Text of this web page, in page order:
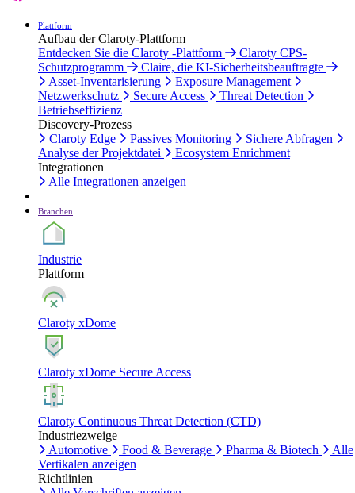
Plattform
Aufbau der Claroty-Plattform
Entdecken Sie die Claroty -Plattform
Claroty CPS-
Schutzprogramm
Claire, die KI-Sicherheitsbeauftragte
Asset-Inventarisierung
Exposure Management
Netzwerkschutz
Secure Access
Threat Detection
Betriebseffizienz
Discovery-Prozess
Claroty Edge
Passives Monitoring
Sichere Abfragen
Analyse der Projektdatei
Ecosystem Enrichment
Integrationen
Alle Integrationen anzeigen
Branchen
Industrie
Plattform
Claroty xDome
Claroty xDome Secure Access
Claroty Continuous Threat Detection (CTD)
Industriezweige
Automotive
Food & Beverage Pharma & Biotech
Alle
Vertikalen anzeigen
Richtlinien